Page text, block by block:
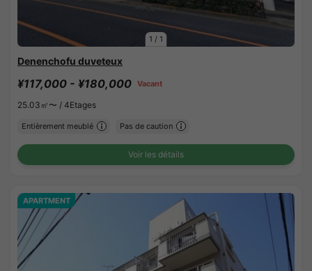
1 / 1
Denenchofu duveteux
¥117,000 - ¥180,000 Vacant
25.03㎡〜 / 4Etages
Entièrement meublé Pas de caution
Voir les détails
APARTMENT